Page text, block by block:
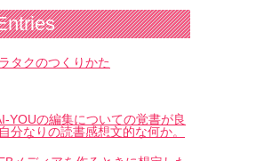
タクのつくりかた
YOUの編集についての覚書が良
分なりの読書感想文的な何か。